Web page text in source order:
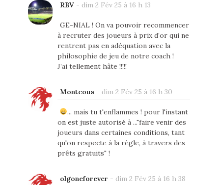
RBV- dim 2 Fév 25 à 16 h 13
GE-NIAL ! On va pouvoir recommencer
à recruter des joueurs à prix d’or qui ne
rentrent pas en adéquation avec la
philosophie de jeu de notre coach !
J’ai tellement hâte !!!!!
Montcoua- dim 2 Fév 25 à 16 h 30
... mais tu t'enflammes ! pour l'instant
on est juste autorisé à ..."faire venir des
joueurs dans certaines conditions, tant
qu'on respecte à la règle, à travers des
prêts gratuits" !
olgoneforever - dim 2 Fév 25 à 16 h 38